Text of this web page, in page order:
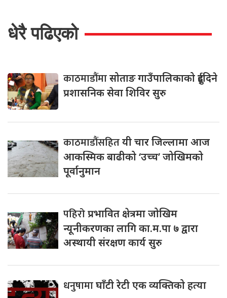
धेरै पढिएको
काठमाडौंमासोताङ गाउँपालिकाको दुईदिने
प्रशासनिक सेवा शिविर सुरु
काठमाडौंसहितयी चार जिल्लामा आज
आकस्मिक बाढीको ‘उच्च’ जोखिमको
पूर्वानुमान
पहिरोप्रभावित क्षेत्रमा जोखिम
न्यूनीकरणका लागि का.म.पा ७ द्वारा
अस्थायी संरक्षण कार्य सुरु
धनुषामाघाँटी रेटी एक व्यक्तिको हत्या